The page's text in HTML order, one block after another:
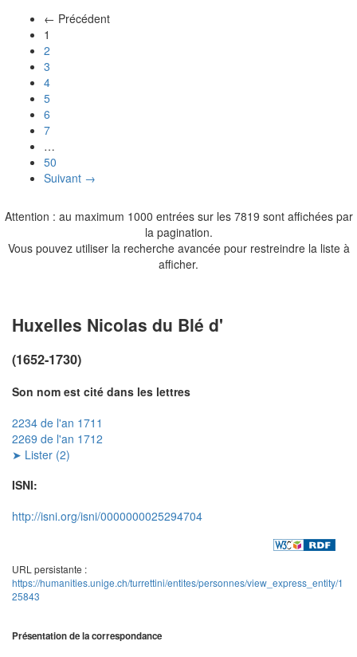
← Précédent
1
2
3
4
5
6
7
…
50
Suivant →
Attention : au maximum 1000 entrées sur les 7819 sont affichées par
la pagination.
Vous pouvez utiliser la recherche avancée pour restreindre la liste à
afficher.
Huxelles Nicolas du Blé d'
(1652-1730)
Son nom est cité dans les lettres
2234 de l'an 1711
2269 de l'an 1712
➤ Lister (2)
ISNI:
http://isni.org/isni/0000000025294704
URL persistante :
https://humanities.unige.ch/turrettini/entites/personnes/view_express_entity/1
25843
Présentation de la correspondance